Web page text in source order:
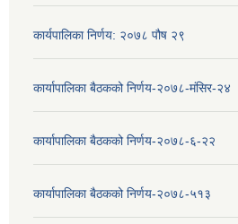
कार्यपालिका निर्णय: २०७८ पौष २९
कार्यापालिका बैठकको निर्णय-२०७८-मंसिर-२४
कार्यापालिका बैठकको निर्णय-२०७८-६-२२
कार्यापालिका बैठकको निर्णय-२०७८-५१३